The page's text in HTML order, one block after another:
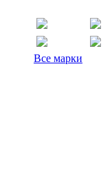
Все марки